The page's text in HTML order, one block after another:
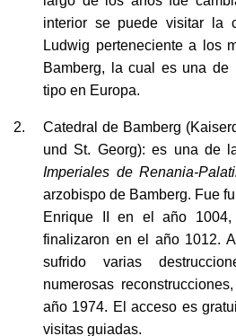
interior se puede visitar la
Ludwig perteneciente a los
Bamberg, la cual es una de
tipo en Europa.
und St. Georg): es una de
Imperiales de Renania-
arzobispo de Bamberg. Fue
Enrique II en el año
finalizaron en el año 1012.
sufrido varias
numerosas
año 1974. El acceso es
visitas guiadas.